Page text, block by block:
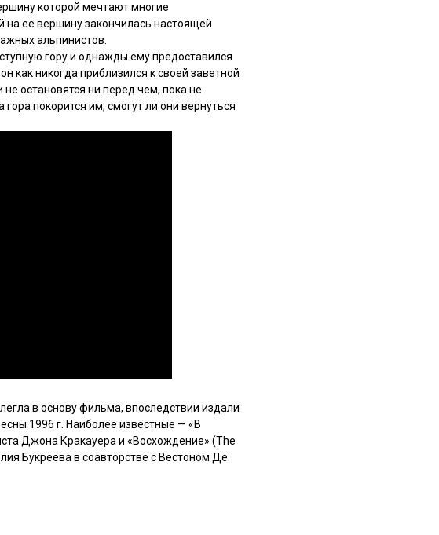
которой мечтают многие
ее вершину закончилась настоящей
альпинистов.
гору и однажды ему предоставился
как никогда приблизился к своей заветной
остановятся ни перед чем, пока не
покорится им, смогут ли они вернуться
в основу фильма, впоследствии издали
1996 г. Наиболее известные — «В
Джона Кракауера и «Восхождение» (The
Букреева в соавторстве с Вестоном Де